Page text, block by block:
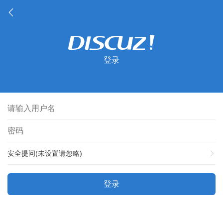
登录
安全提问(未设置请忽略)
登录